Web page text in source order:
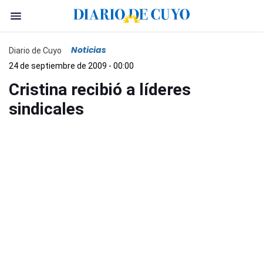
Diario de Cuyo Noticias
24 de septiembre de 2009 - 00:00
Cristina recibió a líderes
sindicales